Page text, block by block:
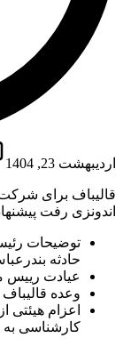
اردیبهشت 23, 1404
قالیباف برای
اندونزی رفت
توضیحات
حادثه
عیادت رییس
وعده
کارشناسی به